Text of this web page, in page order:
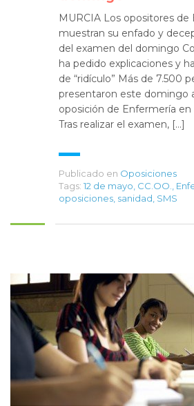
MURCIA Los opositores
muestran su enfado y
del examen del domingo
ha pedido explicaciones y
de “ridículo” Más de 7.500
presentaron este domingo
oposición de Enfermería
Tras realizar el examen, […]
Publicado en Oposiciones
Tags: 12 de mayo CC.OO.
oposiciones sanidad SMS